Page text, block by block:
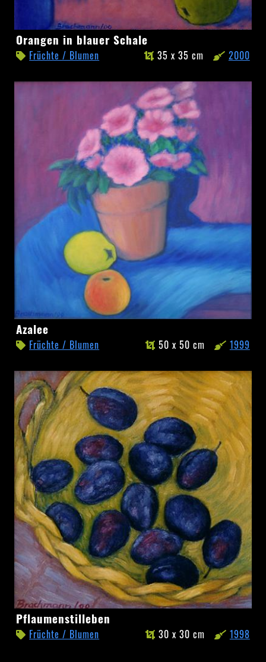
Orangen
in
blauer
Schale
Orangen in blauer Schale
Früchte / Blumen 2000
35 x 35 cm
Azalee
Azalee
Früchte / Blumen 1999
50 x 50 cm
Pflaumenstilleben
Pflaumenstilleben
Früchte / Blumen 1998
30 x 30 cm